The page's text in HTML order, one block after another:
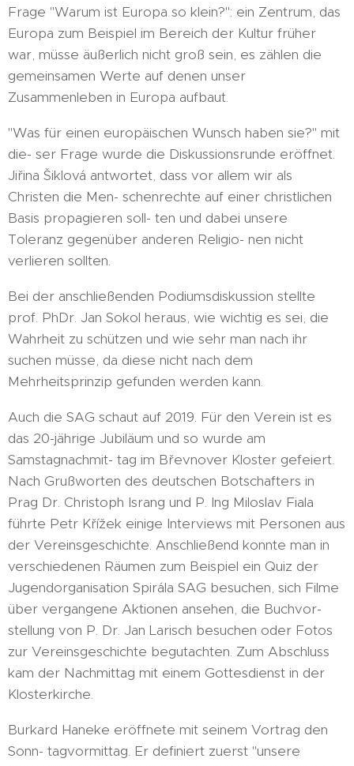
Frage "Warum ist Europa so klein?": ein Zentrum, das
Europa zum Beispiel im Bereich der Kultur früher
war, müsse äußerlich nicht groß sein, es zählen die
gemeinsamen Werte auf denen unser
Zusammenleben in Europa aufbaut.
"Was für einen europäischen Wunsch haben sie?" mit
die- ser Frage wurde die Diskussionsrunde eröffnet.
Jiřina Šiklová antwortet, dass vor allem wir als
Christen die Men- schenrechte auf einer christlichen
Basis propagieren soll- ten und dabei unsere
Toleranz gegenüber anderen Religio- nen nicht
verlieren sollten.
Bei der anschließenden Podiumsdiskussion stellte
prof. PhDr. Jan Sokol heraus, wie wichtig es sei, die
Wahrheit zu schützen und wie sehr man nach ihr
suchen müsse, da diese nicht nach dem
Mehrheitsprinzip gefunden werden kann.
Auch die SAG schaut auf 2019. Für den Verein ist es
das 20-jährige Jubiläum und so wurde am
Samstagnachmit- tag im Břevnover Kloster gefeiert.
Nach Grußworten des deutschen Botschafters in
Prag Dr. Christoph Israng und P. Ing Miloslav Fiala
führte Petr Křížek einige Interviews mit Personen aus
der Vereinsgeschichte. Anschließend konnte man in
verschiedenen Räumen zum Beispiel ein Quiz der
Jugendorganisation Spirála SAG besuchen, sich Filme
über vergangene Aktionen ansehen, die Buchvor-
stellung von P. Dr. Jan Larisch besuchen oder Fotos
zur Vereinsgeschichte begutachten. Zum Abschluss
kam der Nachmittag mit einem Gottesdienst in der
Klosterkirche.
Burkard Haneke eröffnete mit seinem Vortrag den
Sonn- tagvormittag. Er definiert zuerst "unsere